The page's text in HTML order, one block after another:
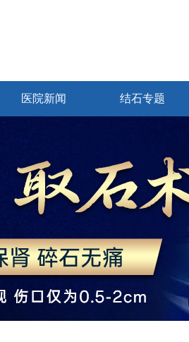
医院新闻 结石专题